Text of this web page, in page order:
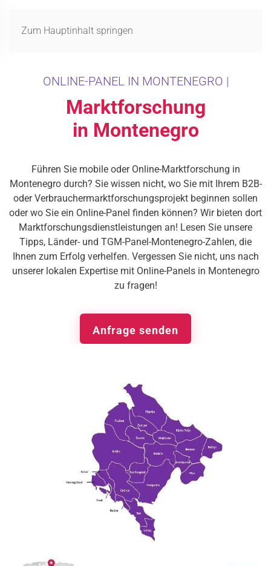
Zum Hauptinhalt springen
ONLINE-PANEL IN MONTENEGRO |
Marktforschung
in Montenegro
Führen Sie mobile oder Online-Marktforschung in
Montenegro durch? Sie wissen nicht, wo Sie mit Ihrem B2B-
oder Verbrauchermarktforschungsprojekt beginnen sollen
oder wo Sie ein Online-Panel finden können? Wir bieten dort
Marktforschungsdienstleistungen an! Lesen Sie unsere
Tipps, Länder- und TGM-Panel-Montenegro-Zahlen, die
Ihnen zum Erfolg verhelfen. Vergessen Sie nicht, uns nach
unserer lokalen Expertise mit Online-Panels in Montenegro
zu fragen!
Anfrage senden